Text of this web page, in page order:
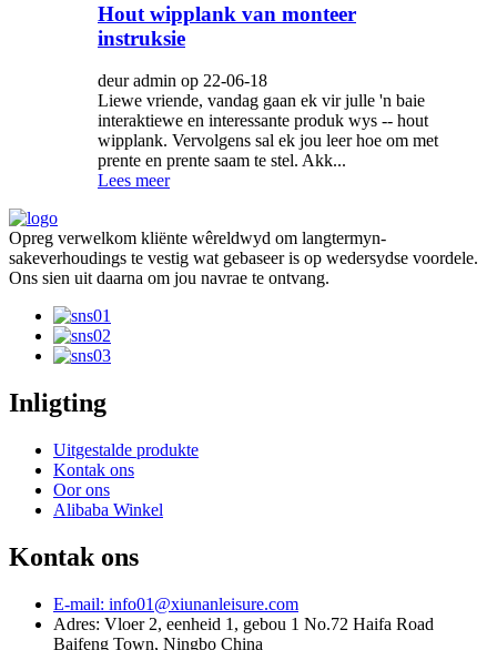
Hout wipplank van monteer
instruksie
deur admin op 22-06-18
Liewe vriende, vandag gaan ek vir julle 'n baie
interaktiewe en interessante produk wys -- hout
wipplank. Vervolgens sal ek jou leer hoe om met
prente en prente saam te stel. Akk...
Lees meer
Opreg verwelkom kliënte wêreldwyd om langtermyn-
sakeverhoudings te vestig wat gebaseer is op wedersydse voordele.
Ons sien uit daarna om jou navrae te ontvang.
Inligting
Uitgestalde produkte
Kontak ons
Oor ons
Alibaba Winkel
Kontak ons
E-mail: info01@xiunanleisure.com
Adres: Vloer 2, eenheid 1, gebou 1 No.72 Haifa Road
Baifeng Town, Ningbo China